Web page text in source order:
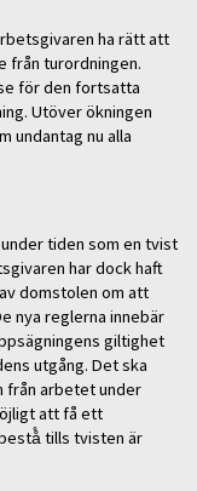
ha rätt att
från turordningen.
för den fortsatta
Utöver ökningen
undantag nu alla
tiden som en tvist
har dock haft
domstolen om att
nya reglerna innebär
giltighet
utgång. Det ska
från arbetet under
att få ett
tills tvisten är